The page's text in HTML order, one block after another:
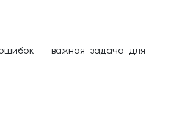
— важная задача для